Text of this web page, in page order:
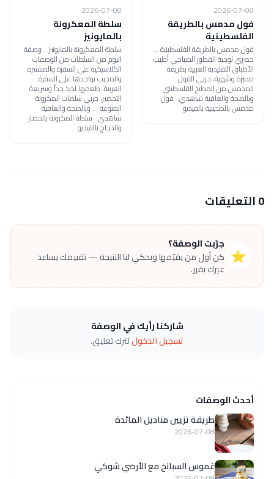
2026-07-08
فول مدمس بالطريقة
الفلسطينية
فول مدمس بالطريقة الفلسطينية ...
حضري لوجبة الفطور الصباحي أطيب
الأطباق التقليدية العربية بطريقة
مميزة وشهية، جربي الفول
المدمس من المطبخ الفلسطيني
وبالصحة والعافية شاهدي: فول
مدمس بالطحينية بالفيديو
2026-07-08
سلطة المعكرونة
بالمايونيز
سلطة المعكرونة بالمايونيز .. وصفة
اليوم من السلطات من الوصفات
الكلاسيكية على السفرة والمنتشرة
والمحبب تواجدها على السفرة
العربية، طعمها لذيذ جداً وسريعة
التحضير، جربي سلطات المكرونة
المنوعة ... وبالصحة والعافية
شاهدي: سلطة المكرونة بالخضار
والدجاج بالفيديو
0 التعليقات
⭐
جرّبت الوصفة؟
كن أول من يقيّمها ويحكي لنا النتيجة — تقييمك يساعد
غيرك يقرر.
شاركنا رأيك في الوصفة
تسجيل الدخوللترك تعليق.
أحدث الوصفات
طريقة تزيين مناديل المائدة
2026-07-08
غموس السبانخ مع الأرضي شوكي